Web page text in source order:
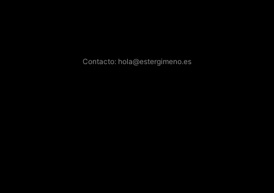
Contacto: hola@estergimeno.es